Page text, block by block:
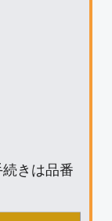
きは品番